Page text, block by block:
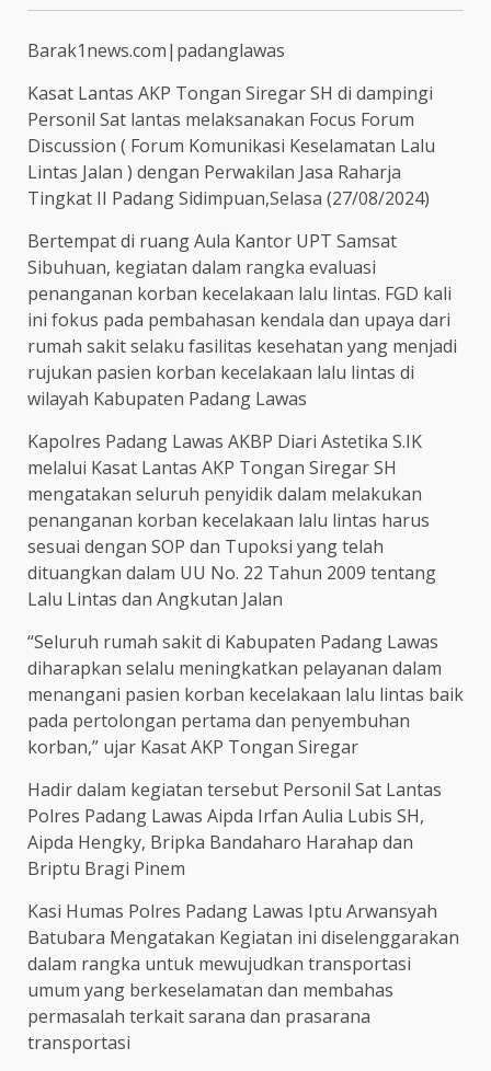
Barak1news.com|padanglawas
Kasat Lantas AKP Tongan Siregar SH di dampingi
Personil Sat lantas melaksanakan Focus Forum
Discussion ( Forum Komunikasi Keselamatan Lalu
Lintas Jalan ) dengan Perwakilan Jasa Raharja
Tingkat II Padang Sidimpuan,Selasa (27/08/2024)
Bertempat di ruang Aula Kantor UPT Samsat
Sibuhuan, kegiatan dalam rangka evaluasi
penanganan korban kecelakaan lalu lintas. FGD kali
ini fokus pada pembahasan kendala dan upaya dari
rumah sakit selaku fasilitas kesehatan yang menjadi
rujukan pasien korban kecelakaan lalu lintas di
wilayah Kabupaten Padang Lawas
Kapolres Padang Lawas AKBP Diari Astetika S.IK
melalui Kasat Lantas AKP Tongan Siregar SH
mengatakan seluruh penyidik dalam melakukan
penanganan korban kecelakaan lalu lintas harus
sesuai dengan SOP dan Tupoksi yang telah
dituangkan dalam UU No. 22 Tahun 2009 tentang
Lalu Lintas dan Angkutan Jalan
“Seluruh rumah sakit di Kabupaten Padang Lawas
diharapkan selalu meningkatkan pelayanan dalam
menangani pasien korban kecelakaan lalu lintas baik
pada pertolongan pertama dan penyembuhan
korban,” ujar Kasat AKP Tongan Siregar
Hadir dalam kegiatan tersebut Personil Sat Lantas
Polres Padang Lawas Aipda Irfan Aulia Lubis SH,
Aipda Hengky, Bripka Bandaharo Harahap dan
Briptu Bragi Pinem
Kasi Humas Polres Padang Lawas Iptu Arwansyah
Batubara Mengatakan Kegiatan ini diselenggarakan
dalam rangka untuk mewujudkan transportasi
umum yang berkeselamatan dan membahas
permasalah terkait sarana dan prasarana
transportasi